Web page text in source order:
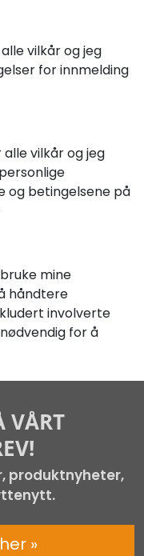
vilkår og jeg
for innmelding
vilkår og jeg
og betingelsene på
mine
håndtere
involverte
for å
VÅRT
produktnyheter,
»